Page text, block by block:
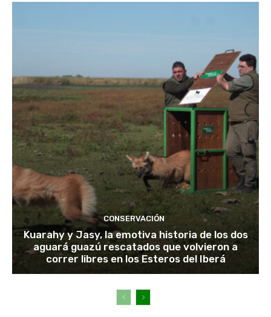
CONSERVACIÓN
Kuarahy y Jasy, la emotiva historia de los dos
aguará guazú rescatados que volvieron a
correr libres en los Esteros del Iberá